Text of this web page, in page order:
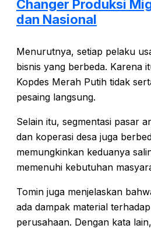
Changer Produksi
dan Nasional
Menurutnya, setiap pelaku
bisnis yang berbeda. Karena
Kopdes Merah Putih tidak
pesaing langsung.
Selain itu, segmentasi pasar
dan koperasi desa juga
memungkinkan keduanya
memenuhi kebutuhan
Tomin juga menjelaskan
ada dampak material
perusahaan. Dengan kata